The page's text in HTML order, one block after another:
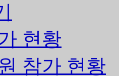
현황
참가 현황